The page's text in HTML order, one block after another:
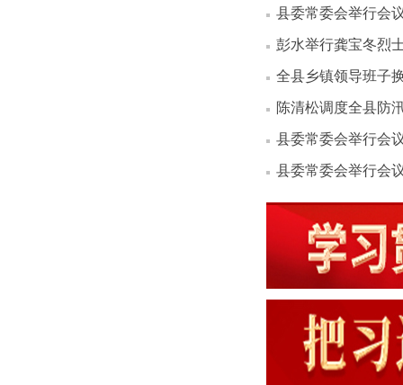
县委常委会举行会
彭水举行龚宝冬烈
全县乡镇领导班子
陈清松调度全县防
县委常委会举行会
县委常委会举行会